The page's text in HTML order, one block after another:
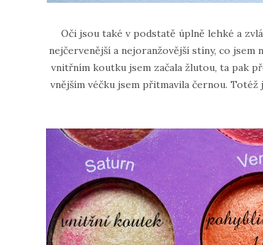
Oči jsou také v podstatě úplně lehké a
nejčervenější a nejoranžovější stíny, co jsem
vnitřním koutku jsem začala žlutou, ta pak
vnějším véčku jsem přitmavila černou.